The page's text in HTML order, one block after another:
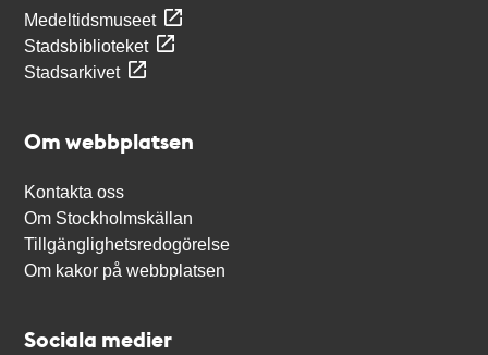
Medeltidsmuseet
Stadsbiblioteket
Stadsarkivet
Om webbplatsen
Kontakta oss
Om Stockholmskällan
Tillgänglighetsredogörelse
Om kakor på webbplatsen
Sociala medier